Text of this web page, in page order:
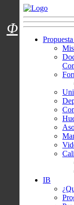
Menú
IB
Φ